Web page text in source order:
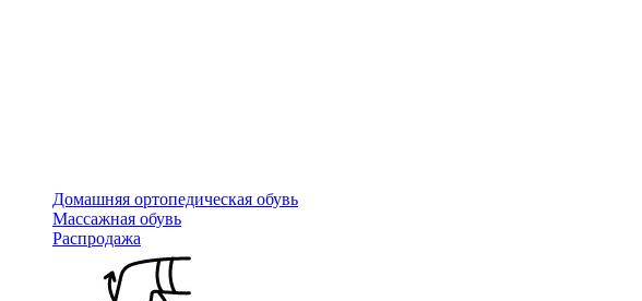
Домашняя ортопедическая обувь
Массажная обувь
Распродажа